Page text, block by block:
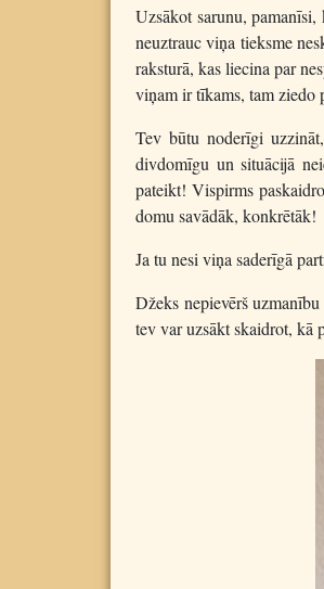
Uzsākot sarunu,
neuztrauc viņa tieksme
raksturā, kas liecina par
viņam ir tīkams, tam ziedo
Tev būtu noderīgi
divdomīgu un situācijā
pateikt! Vispirms
domu savādāk, konkrētāk!
Ja tu nesi viņa saderīgā
Džeks nepievērš
tev var uzsākt skaidrot, kā